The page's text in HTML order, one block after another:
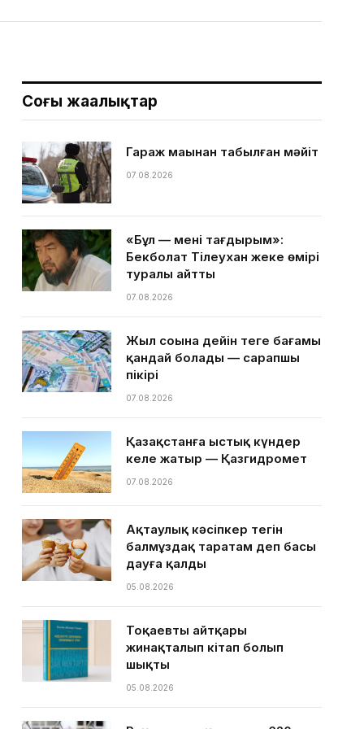
Соңғы жаңалықтар
Гараж маңынан табылған мәйіт
07.08.2026
«Бұл — менің тағдырым»:
Бекболат Тілеухан жеке өмірі
туралы айтты
07.08.2026
Жыл соңына дейін теңге бағамы
қандай болады — сарапшы
пікірі
07.08.2026
Қазақстанға ыстық күндер
келе жатыр — Қазгидромет
07.08.2026
Ақтаулық кәсіпкер тегін
балмұздақ таратам деп басы
дауға қалды
05.08.2026
Тоқаевтың айтқары
жинақталып кітап болып
шықты
05.08.2026